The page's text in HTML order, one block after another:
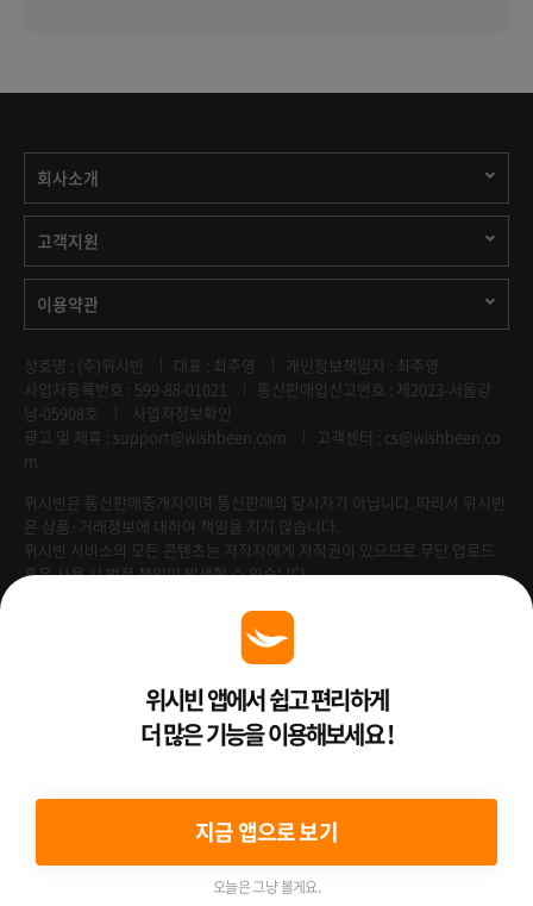
회사소개
고객지원
이용약관
상호명 : (주)위시빈 대표 : 최주영
개인정보책임자 : 최주영
사업자등록번호 : 599-88-01021
통신판매업신고번호 : 제2023-서울강
남-05908호
사업자정보확인
광고 및 제휴 : support@wishbeen.com
고객센터 : cs@wishbeen.co
m
위시빈은 통신판매중개자이며 통신판매의 당사자가 아닙니다. 따라서 위시빈
은 상품·거래정보에 대하여 책임을 지지 않습니다.
위시빈 서비스의 모든 콘텐츠는 저작자에게 저작권이 있으므로 무단 업로드
혹은 사용 시 법적 책임이 발생할 수 있습니다.
Venture Enterprise위시빈 앱에서 쉽고 편리하게
더 많은 기능을 이용해보세요 !
지금 앱으로 보기
오늘은 그냥 볼게요.